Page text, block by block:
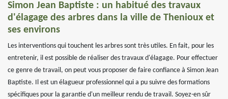
Simon Jean Baptiste : un habitué des travaux
d'élagage des arbres dans la ville de Thenioux et
ses environs
Les interventions qui touchent les arbres sont très utiles. En fait, pour les
entretenir, il est possible de réaliser des travaux d'élagage. Pour effectuer
ce genre de travail, on peut vous proposer de faire confiance à Simon Jean
Baptiste. Il est un élagueur professionnel qui a pu suivre des formations
spécifiques pour la garantie d'un meilleur rendu de travail. Soyez-en sûr